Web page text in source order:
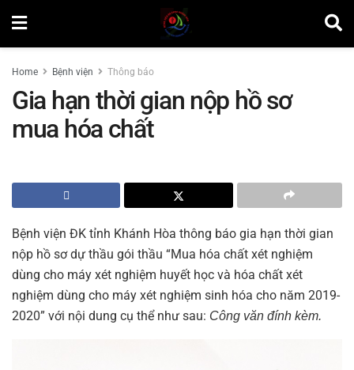
Home Bệnh viện Thông báo
Gia hạn thời gian nộp hồ sơ
mua hóa chất
Bệnh viện ĐK tỉnh Khánh Hòa thông báo gia hạn thời gian
nộp hồ sơ dự thầu gói thầu “Mua hóa chất xét nghiệm
dùng cho máy xét nghiệm huyết học và hóa chất xét
nghiệm dùng cho máy xét nghiệm sinh hóa cho năm 2019-
2020” với nội dung cụ thể như sau: Công văn đính kèm.